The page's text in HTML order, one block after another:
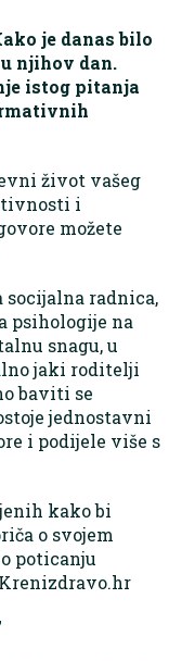
je danas bilo
njihov dan.
istog pitanja
život vašeg
i
možete
radnica,
psihologije na
snagu, u
jaki roditelji
baviti se
jednostavni
i podijele više s
kako bi
o svojem
poticanju